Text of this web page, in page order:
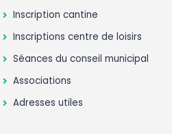
Inscription cantine
Inscriptions centre de loisirs
Séances du conseil municipal
Associations
Adresses utiles